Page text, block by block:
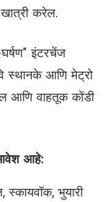
करेल.
इंटरचेंज
स्थानके आणि मेट्रो
आणि वाहतूक कोंडी
आहे:
स्कायवॉक, भुयारी